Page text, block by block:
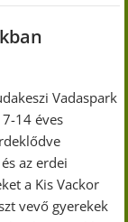
Vadaspark
14 éves
az erdei
a Kis Vackor
vevő gyerekek